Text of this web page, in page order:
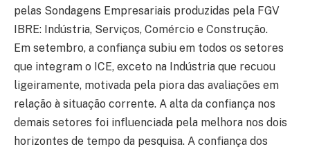
pelas Sondagens Empresariais produzidas pela FGV
IBRE: Indústria, Serviços, Comércio e Construção.
Em setembro, a confiança subiu em todos os setores
que integram o ICE, exceto na Indústria que recuou
ligeiramente, motivada pela piora das avaliações em
relação à situação corrente. A alta da confiança nos
demais setores foi influenciada pela melhora nos dois
horizontes de tempo da pesquisa. A confiança dos